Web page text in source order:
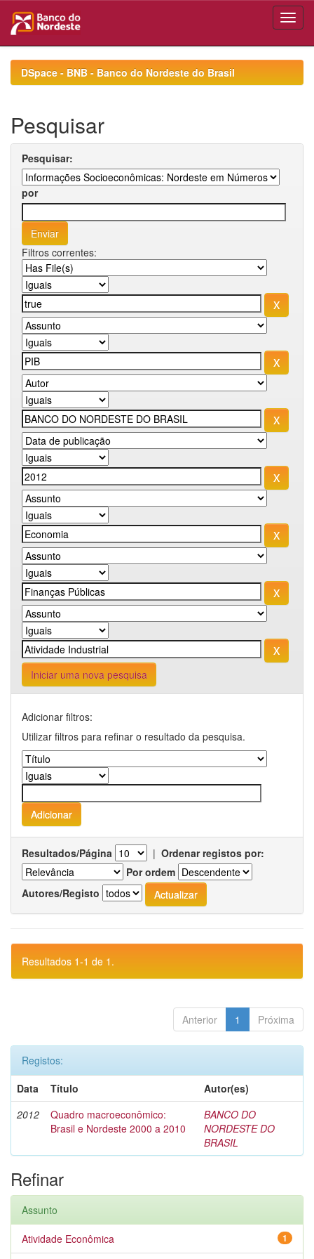
navigationDSpace - BNB - Banco do Nordeste do Brasil
Pesquisar
Pesquisar:
por
Filtros correntes:
Iniciar uma nova pesquisa
Adicionar filtros:
Utilizar filtros para refinar o resultado da pesquisa.
Resultados/Página | Ordenar registos por:
Por ordem
Autores/Registo
Resultados 1-1 de 1.
Anterior 1 Próxima
Registos:
Data
Título
Autor(es)
2012
Quadro macroeconômico:
Brasil e Nordeste 2000 a 2010
BANCO DO
NORDESTE DO
BRASIL
Refinar
Assunto
1
Atividade Econômica